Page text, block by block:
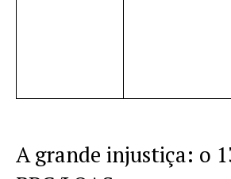
A grande injustiça: o